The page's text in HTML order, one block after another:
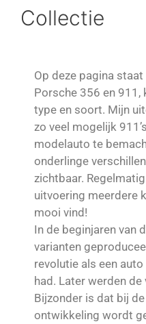
Collectie
Op deze pagina
Porsche 356 en
type en soort. Mijn
zo veel mogelijk
modelauto te
onderlinge
zichtbaar.
uitvoering meerdere
mooi vind!
In de beginjaren van
varianten
revolutie als een
had. Later werden
Bijzonder is dat bij
ontwikkeling wordt